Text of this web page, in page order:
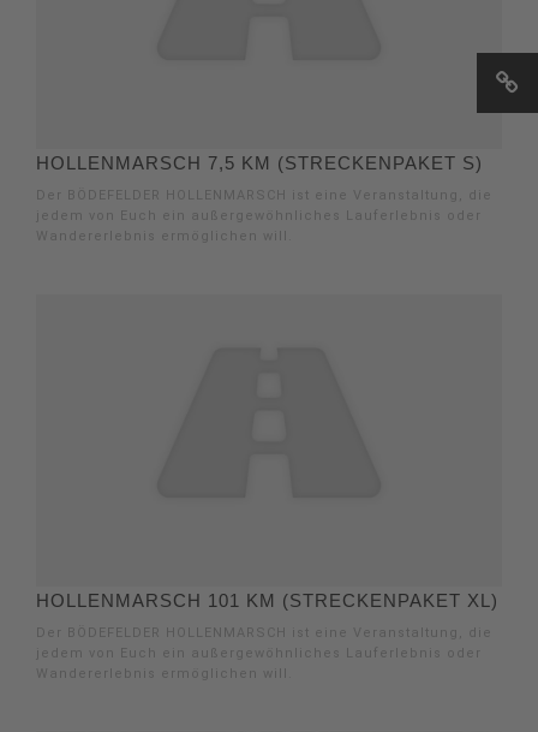
HOLLENMARSCH 7,5 KM (STRECKENPAKET S)
Der BÖDEFELDER HOLLENMARSCH ist eine Veranstaltung, die
jedem von Euch ein außergewöhnliches Lauferlebnis oder
Wandererlebnis ermöglichen will.
HOLLENMARSCH 101 KM (STRECKENPAKET XL)
Der BÖDEFELDER HOLLENMARSCH ist eine Veranstaltung, die
jedem von Euch ein außergewöhnliches Lauferlebnis oder
Wandererlebnis ermöglichen will.